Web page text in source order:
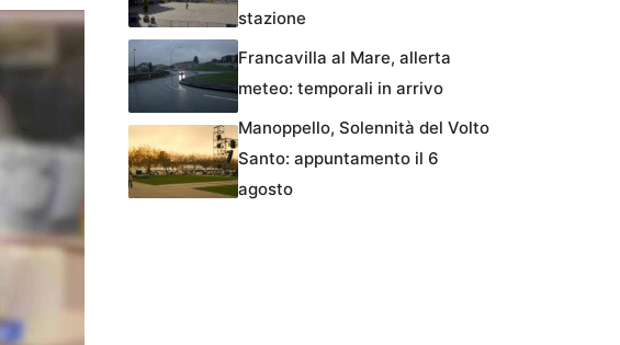
stazione
Francavilla al Mare, allerta
meteo: temporali in arrivo
Manoppello, Solennità del Volto
Santo: appuntamento il 6
agosto